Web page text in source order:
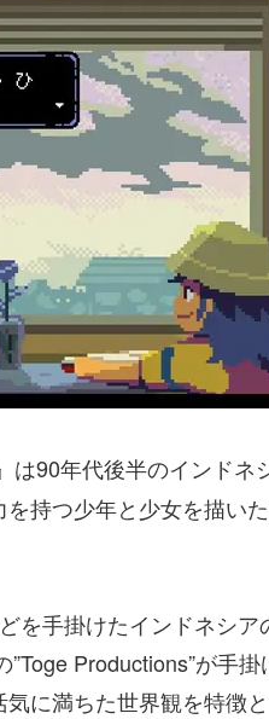
は90年代後半のインドネ
持つ少年と少女を描い
を手掛けたインドネシア
Productions”が手
に満ちた世界観を特徴